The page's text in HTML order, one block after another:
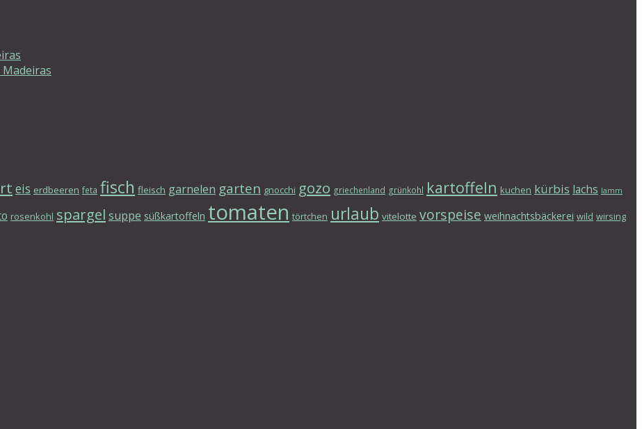
eis erdbeeren feta fisch fleisch garnelen garten gnocchi gozo griechenland grünkohl kartoffeln kuchen kürbis lachs lamm
rosenkohl spargel suppe süßkartoffeln tomaten törtchen urlaub vitelotte vorspeise weihnachtsbäckerei wild wirsing